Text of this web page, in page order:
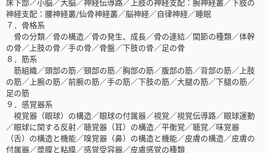
神経支配：腰神経叢/仙骨神経叢／脳神経／自律神経／睡眠
７．骨格系
骨の分類／骨の構造／骨の発生、成長／骨の連結／関節の種類／体幹
の骨／上肢の骨／手の骨／骨盤／下肢の骨／足の骨
８．筋系
筋組織／頭部の筋／頸部の筋／胸部の筋／腹部の筋／背部の筋／上肢
の筋／上腕の筋／前腕の筋／手の筋／下肢の筋／大腿の筋／下腿の筋／
足の筋
９．感覚器系
視覚器（眼球）の構造／眼球の付属器／視覚／視覚伝導路／眼球運動
／眼球に関する反射／聴覚器（耳）の構造／平衡覚／聴覚／味覚器
（舌）の構造と機能／嗅覚器（鼻）の構造と機能／皮膚の構造／皮膚の
付属器／漿膜と粘膜／感覚受容器／皮膚感覚の種類